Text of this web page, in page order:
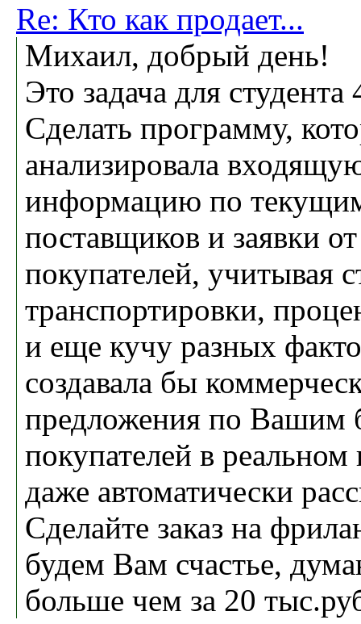
Re: Кто как продает...
Михаил, добрый день!
Это задача для студента
Сделать программу,
анализировала
информацию по
поставщиков и заявки от
покупателей, учитывая
транспортировки,
и еще кучу разных
создавала бы
предложения по Вашим
покупателей в
даже автоматически
Сделайте заказ на
будем Вам счастье,
больше чем за 20